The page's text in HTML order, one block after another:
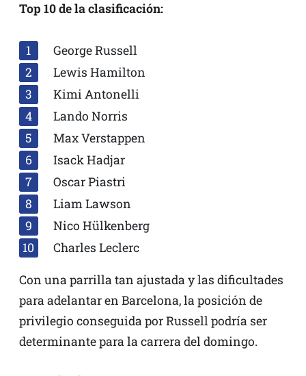
Top 10 de la clasificación:
George Russell
Lewis Hamilton
Kimi Antonelli
Lando Norris
Max Verstappen
Isack Hadjar
Oscar Piastri
Liam Lawson
Nico Hülkenberg
Charles Leclerc
Con una parrilla tan ajustada y las dificultades
para adelantar en Barcelona, la posición de
privilegio conseguida por Russell podría ser
determinante para la carrera del domingo.